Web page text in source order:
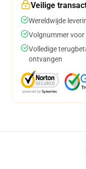
Veilige
Wereldwijde
Volgnummer
Volledige
ontvangen